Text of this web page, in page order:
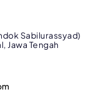
Sabilurassyad)
Jawa Tengah